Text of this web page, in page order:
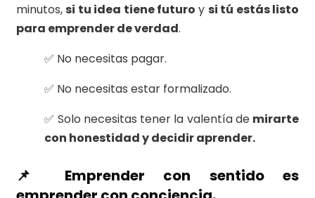
minutos, si tu idea tiene futuro y si tú estás listo
para emprender de verdad.
✅ No necesitas pagar.
✅ No necesitas estar formalizado.
✅ Solo necesitas tener la valentía de mirarte
con honestidad y decidir aprender.
📌 Emprender con sentido es